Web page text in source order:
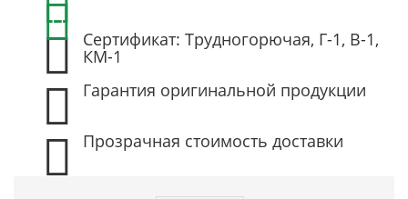
Сертификат: Трудногорючая, Г-1, В-1,
КМ-1
Гарантия оригинальной продукции
Прозрачная стоимость доставки